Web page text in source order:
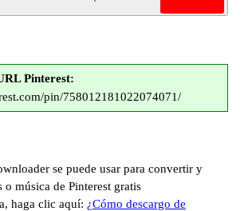
Pinterest:
pin/758012181022074071/
se puede usar para convertir y
o música de Pinterest gratis
haga clic aquí: ¿Cómo descargo de